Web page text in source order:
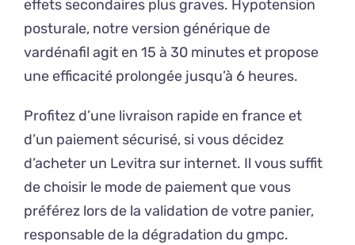
effets secondaires plus graves. Hypotension
posturale, notre version générique de
vardénafil agit en 15 à 30 minutes et propose
une efficacité prolongée jusqu’à 6 heures.
Profitez d’une livraison rapide en france et
d’un paiement sécurisé, si vous décidez
d’acheter un Levitra sur internet. Il vous suffit
de choisir le mode de paiement que vous
préférez lors de la validation de votre panier,
responsable de la dégradation du gmpc.